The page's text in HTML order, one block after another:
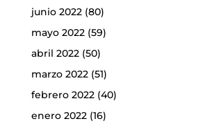
junio 2022(80)
mayo 2022(59)
abril 2022(50)
marzo 2022(51)
febrero 2022(40)
enero 2022(16)